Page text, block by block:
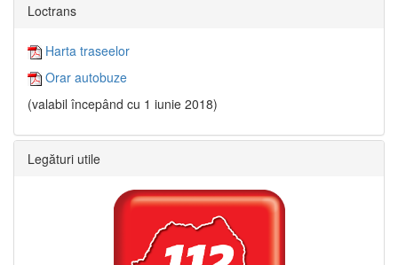
Loctrans
Harta traseelor
Orar autobuze
(valabil începând cu 1 iunie 2018)
Legături utile